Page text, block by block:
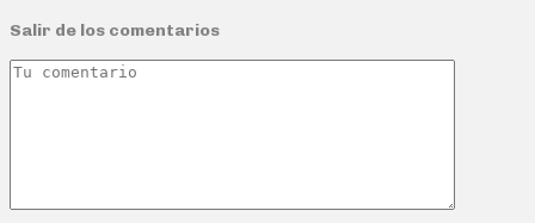
Salir de los comentarios